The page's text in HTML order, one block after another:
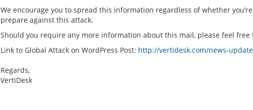
We encourage you to spread this information regardless of whether
prepare against this attack.
Should you require any more information about this mail, please feel
Link to Global Attack on WordPress Post: http://vertidesk.com/news-
Regards,
VertiDesk